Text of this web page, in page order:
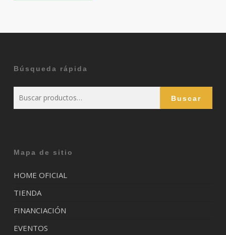
Búsqueda rápida
por:
Buscar
Mapa de sitio
HOME OFICIAL
TIENDA
FINANCIACIÓN
EVENTOS